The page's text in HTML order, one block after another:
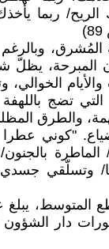
الريح/ ربما
المُشرق،
المبرحة، يظلّ
الخوالي،
التي تضج
والطرق
"كوني
بالجنون/
وتسلّقي جسدي
دار الشؤون